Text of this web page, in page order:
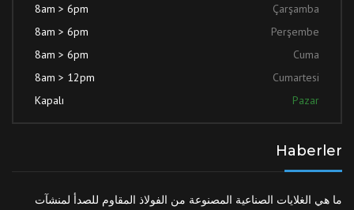
Çarşamba
8am > 6pm
Perşembe
8am > 6pm
Cuma
8am > 6pm
Cumartesi
8am > 12pm
Pazar
Kapalı
Haberler
ما هي الغلايات الصناعية المصنوعة من الفولاذ المقاوم للصدأ لمنشآت